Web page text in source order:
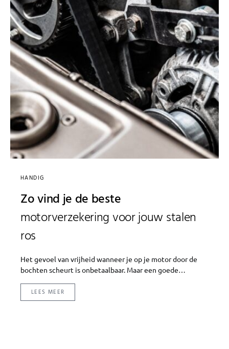
HANDIG
Zo vind je de beste
motorverzekering voor jouw stalen
ros
Het gevoel van vrijheid wanneer je op je motor door de
bochten scheurt is onbetaalbaar. Maar een goede…
LEES MEER